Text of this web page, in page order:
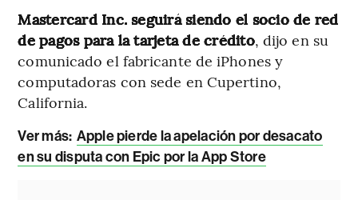
Mastercard Inc. seguirá siendo el socio de red
de pagos para la tarjeta de crédito, dijo en su
comunicado el fabricante de iPhones y
computadoras con sede en Cupertino,
California.
Ver más: Apple pierde la apelación por desacato
en su disputa con Epic por la App Store